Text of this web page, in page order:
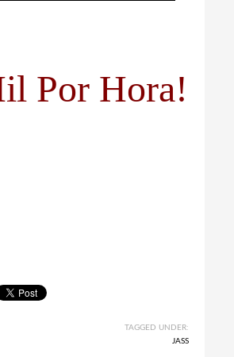
Por Hora!
TAGGED UNDER:
JASS